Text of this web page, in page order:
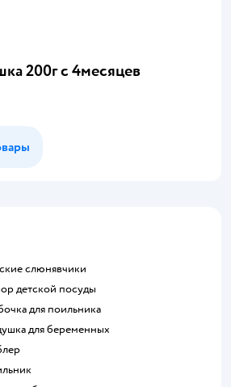
200г с 4месяцев
слюнявчики
детской посуды
для поильника
для беременных